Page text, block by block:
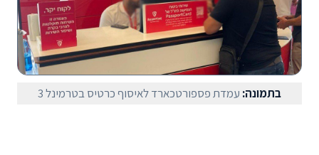
בתמונה: עמדת פספורטכארד לאיסוף כרטיס בטרמינל 3